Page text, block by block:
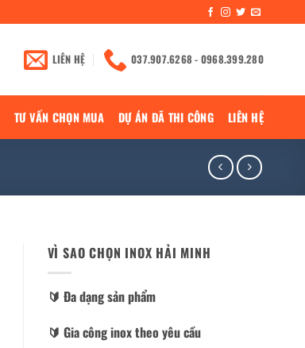
LIÊN HỆ 037.907.6268 - 0968.399.280
TƯ VẤN CHỌN MUA DỰ ÁN ĐÃ THI CÔNG LIÊN HỆ
VÌ SAO CHỌN INOX HẢI MINH
🔰️ Đa dạng sản phẩm
🔰️ Gia công inox theo yêu cầu